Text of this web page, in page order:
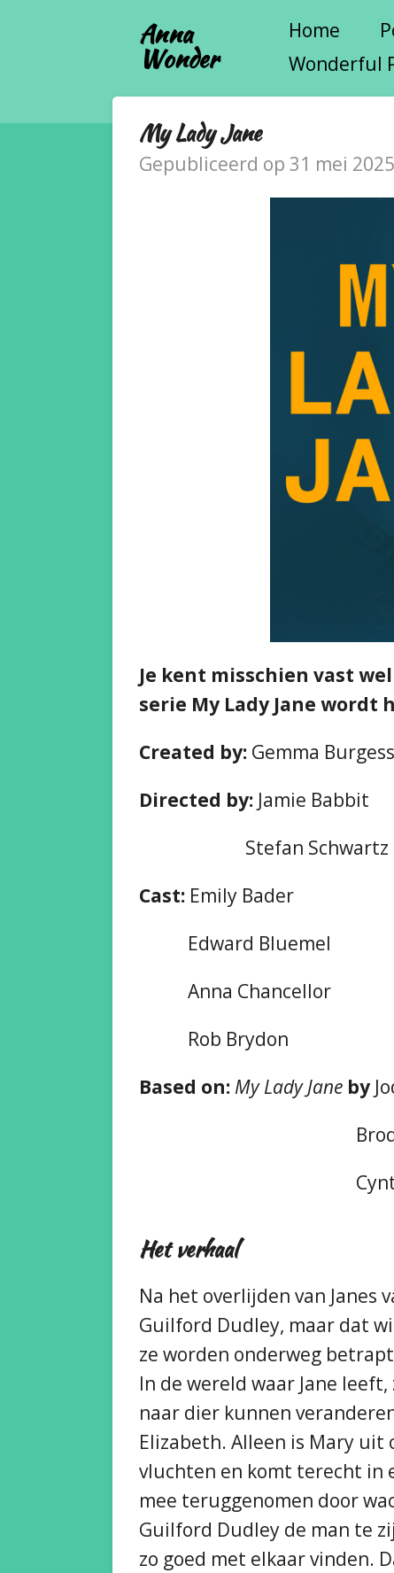
Anna
Wonder
Home
Wonderful
My Lady Jane
Gepubliceerd op 31 mei
Je kent misschien vast
serie My Lady Jane wordt
Created by: Gemma Burgess
Directed by: Jamie Babbit
Stefan Schwartz
Cast: Emily Bader
Edward Bluemel
Anna Chancellor
Rob Brydon
Based on: My Lady Jane by
Brodi
Cynthia
Het verhaal
Na het overlijden van Janes
Guilford Dudley, maar dat
ze worden onderweg
In de wereld waar Jane
naar dier kunnen
Elizabeth. Alleen is Mary uit
vluchten en komt terecht in
mee teruggenomen door
Guilford Dudley de man te
zo goed met elkaar vinden.